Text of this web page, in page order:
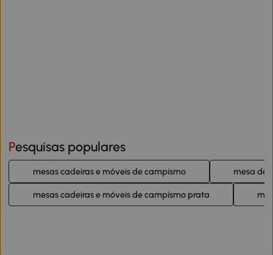
Pesquisas populares
mesas cadeiras e móveis de campismo mesa de
mesas cadeiras e móveis de campismo prata